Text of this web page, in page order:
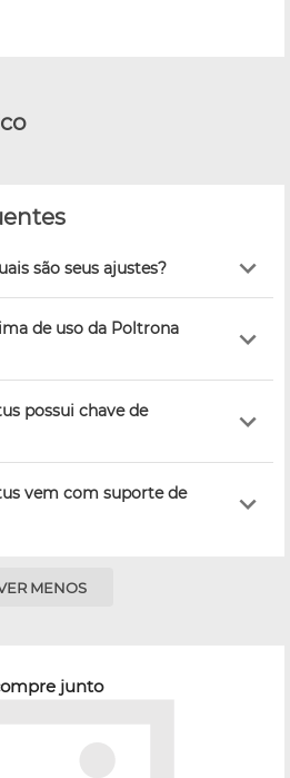
são seus ajustes?
de uso da Poltrona
possui chave de
vem com suporte de
MENOS
junto